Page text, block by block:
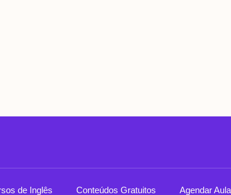
de Inglês Conteúdos Gratuitos Agendar